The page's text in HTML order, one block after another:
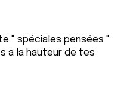
" spéciales pensées "
a la hauteur de tes